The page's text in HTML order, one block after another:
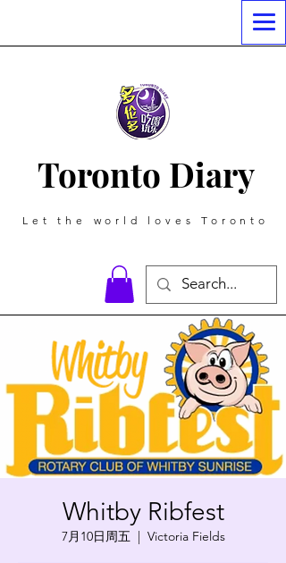
Toronto Diary
Let the world loves Toronto
Whitby Ribfest
7月10日周五
  |
Victoria Fields